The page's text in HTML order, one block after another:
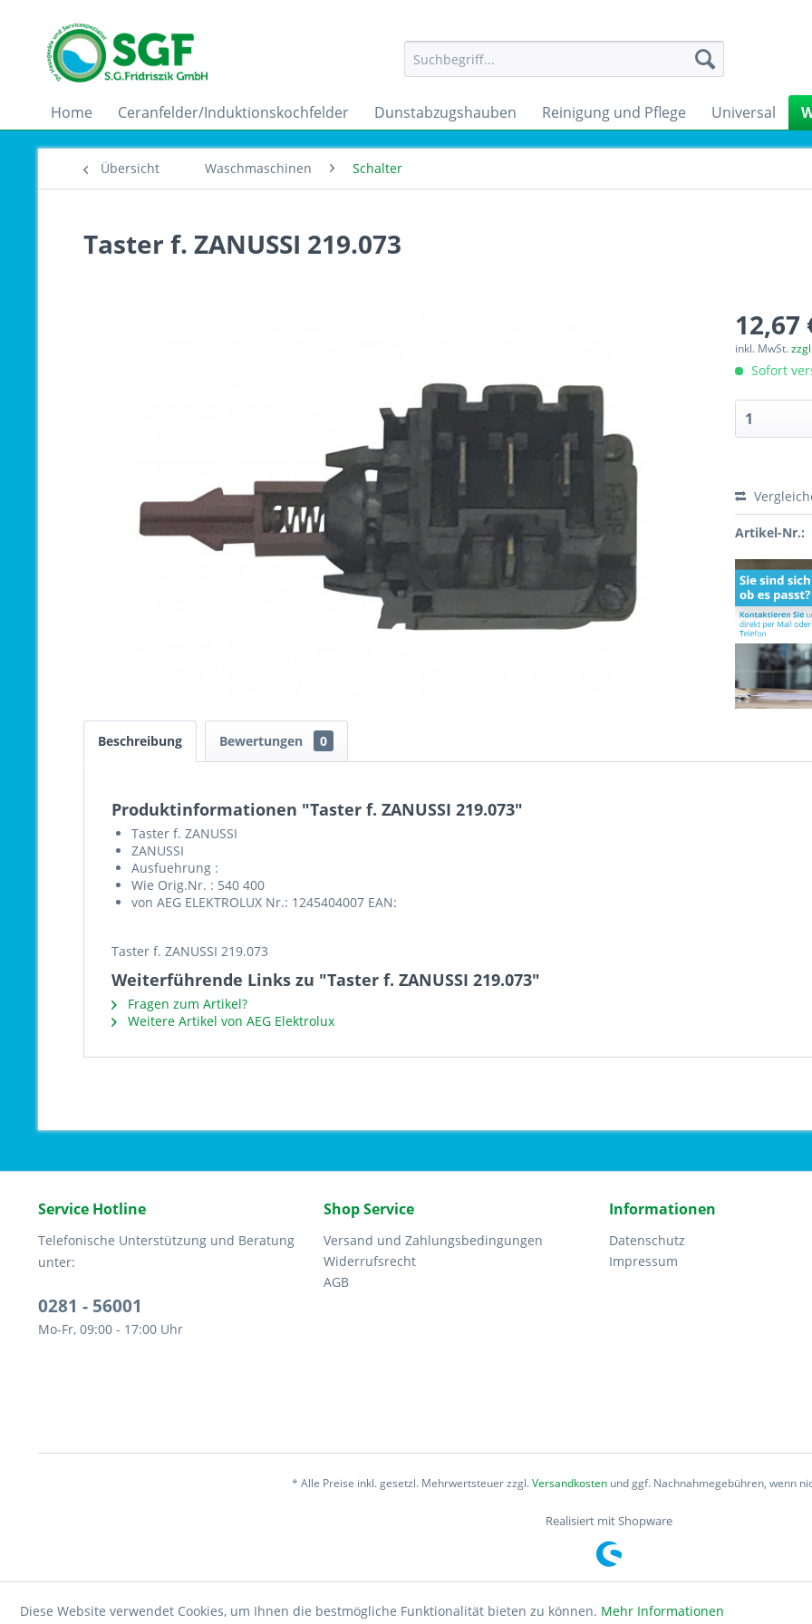
Home Ceranfelder/Induktionskochfelder Dunstabzugshauben Reinigung und Pflege Universal
Übersicht Waschmaschinen Schalter
Taster f. ZANUSSI 219.073
12,67
inkl. MwSt.
Sofort
Artikel-Nr.:
Beschreibung Bewertungen 0
Produktinformationen "Taster f. ZANUSSI 219.073"
Taster f. ZANUSSI
ZANUSSI
Ausfuehrung :
Wie Orig.Nr. : 540 400
von AEG ELEKTROLUX Nr.: 1245404007 EAN:
Taster f. ZANUSSI 219.073
Weiterführende Links zu "Taster f. ZANUSSI 219.073"
Fragen zum Artikel?
Weitere Artikel von AEG Elektrolux
Service Hotline
Telefonische Unterstützung und Beratung
unter:
0281 - 56001
Mo-Fr, 09:00 - 17:00 Uhr
Shop Service
Versand und Zahlungsbedingungen
Widerrufsrecht
AGB
Informationen
Datenschutz
Impressum
* Alle Preise inkl. gesetzl. Mehrwertsteuer zzgl.Versandkostenund ggf. Nachnahmegebühren, wenn
Realisiert mit Shopware
Diese Website verwendet Cookies, um Ihnen die bestmögliche Funktionalität bieten zu können. Mehr Informationen